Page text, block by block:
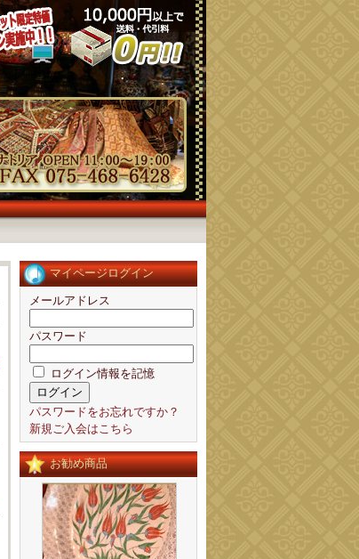
マイページログイン
メールアドレス
パスワード
ログイン情報を記憶
パスワードをお忘れですか？
新規ご入会はこちら
お勧め商品